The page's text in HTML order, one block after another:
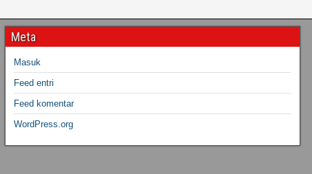
Meta
Masuk
Feed entri
Feed komentar
WordPress.org